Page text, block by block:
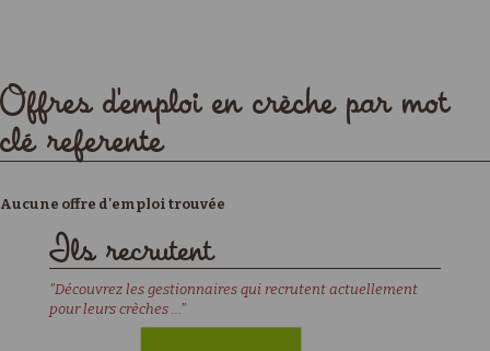
Offres d'emploi en crèche par mot
clé referente
Aucune offre d'emploi trouvée
Ils recrutent
"Découvrez les gestionnaires qui recrutent actuellement
pour leurs crèches ..."